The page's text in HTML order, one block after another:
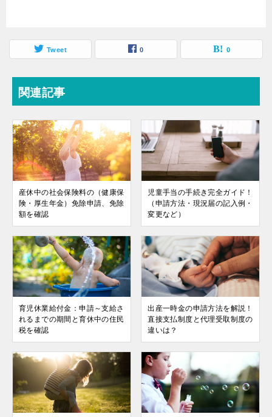
Tweet 0 0
関連記事
産休中の社会保険料の（健康保
険・厚生年金）免除申請、免除
額を確認
児童手当の手続き完全ガイド！
（申請方法・現況届の記入例・
変更など）
育児休業給付金：申請～支給さ
れるまでの期間と育休中の住民
税を確認
出産一時金の申請方法を解説！
直接支払制度と代理受取制度の
違いは？